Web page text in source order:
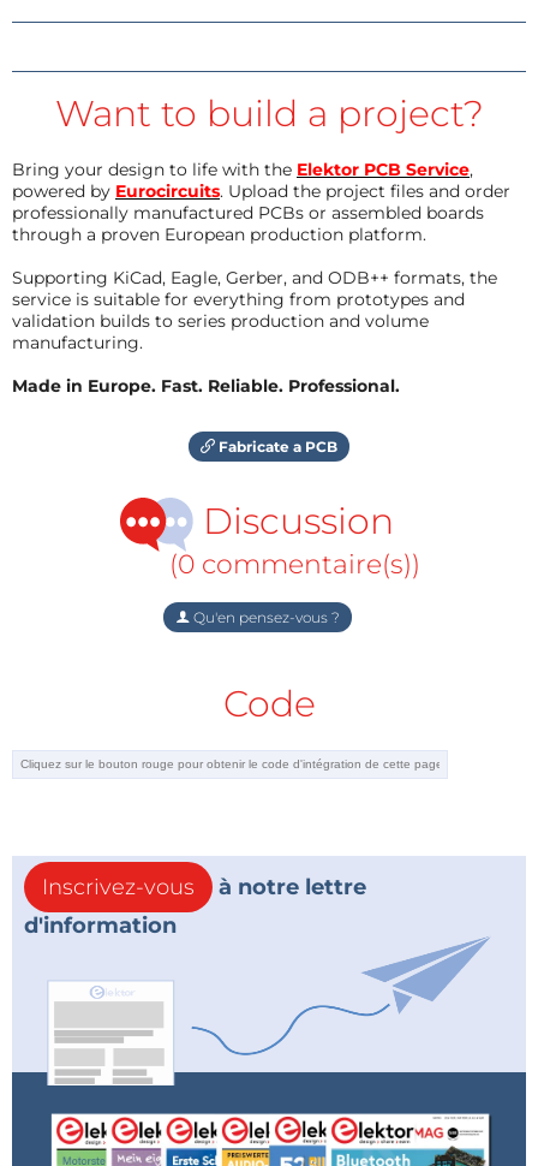
Want to build a project?
Bring your design to life with the Elektor PCB Service,
powered by Eurocircuits. Upload the project files and order
professionally manufactured PCBs or assembled boards
through a proven European production platform.
Supporting KiCad, Eagle, Gerber, and ODB++ formats, the
service is suitable for everything from prototypes and
validation builds to series production and volume
manufacturing.
Made in Europe. Fast. Reliable. Professional.
Fabricate a PCB
Discussion
(0 commentaire(s))
Qu'en pensez-vous ?
Code
Inscrivez-vous
à notre lettre
d'information